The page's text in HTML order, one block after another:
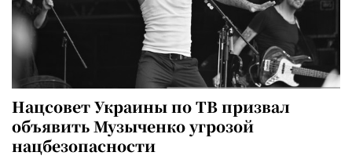
Нацсовет Украины по ТВ призвал
объявить Музыченко угрозой
нацбезопасности